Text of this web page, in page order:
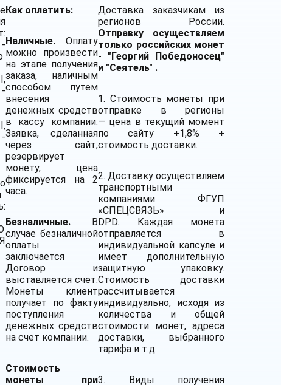
Как оплатить:
Наличные. Оплату
можно произвести
на этапе получения
заказа, наличным
способом путем
внесения
денежных средств
в кассу компании.
Заявка, сделанная
через сайт,
резервирует
монету, цена
фиксируется на 2
часа.
Безналичные.
В
случае безналичной
оплаты
заключается
Договор и
выставляется счет.
Монеты клиент
получает по факту
поступления
денежных средств
на счет компании.
Стоимость
монеты при
Доставка заказчикам из
регионов России.
Отправку осуществляем
только российских монет
- "Георгий Победоносец"
и "Сеятель" .
1. Стоимость монеты при
отправке в регионы
— цена в текущий момент
по сайту +1,8% +
стоимость доставки.
2. Доставку осуществляем
транспортными
компаниями
ФГУП
«СПЕЦСВЯЗЬ» и
DPD. Каждая монета
отправляется в
индивидуальной капсуле и
имеет дополнительную
защитную упаковку.
Стоимость доставки
рассчитывается
индивидуально, исходя из
количества и общей
стоимости монет, адреса
доставки, выбранного
тарифа и т.д.
3. Виды получения